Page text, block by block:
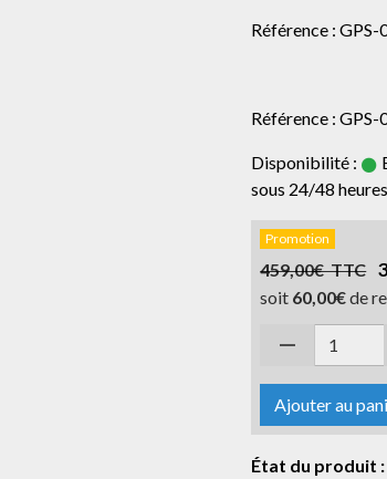
Référence : GPS-
Référence : GPS-
Disponibilité :
sous 24/48 heures
Promotion
459,00€ TTC
soit 60,00€de
Ajouter au
État du produit :